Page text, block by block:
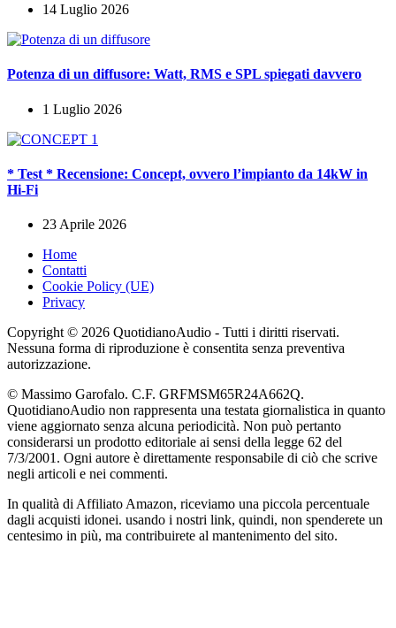
14 Luglio 2026
Potenza di un diffusore: Watt, RMS e SPL spiegati davvero
1 Luglio 2026
* Test * Recensione: Concept, ovvero l’impianto da 14kW in
Hi-Fi
23 Aprile 2026
Home
Contatti
Cookie Policy (UE)
Privacy
Copyright © 2026 QuotidianoAudio - Tutti i diritti riservati.
Nessuna forma di riproduzione è consentita senza preventiva
autorizzazione.
© Massimo Garofalo. C.F. GRFMSM65R24A662Q.
QuotidianoAudio non rappresenta una testata giornalistica in quanto
viene aggiornato senza alcuna periodicità. Non può pertanto
considerarsi un prodotto editoriale ai sensi della legge 62 del
7/3/2001. Ogni autore è direttamente responsabile di ciò che scrive
negli articoli e nei commenti.
In qualità di Affiliato Amazon, riceviamo una piccola percentuale
dagli acquisti idonei. usando i nostri link, quindi, non spenderete un
centesimo in più, ma contribuirete al mantenimento del sito.